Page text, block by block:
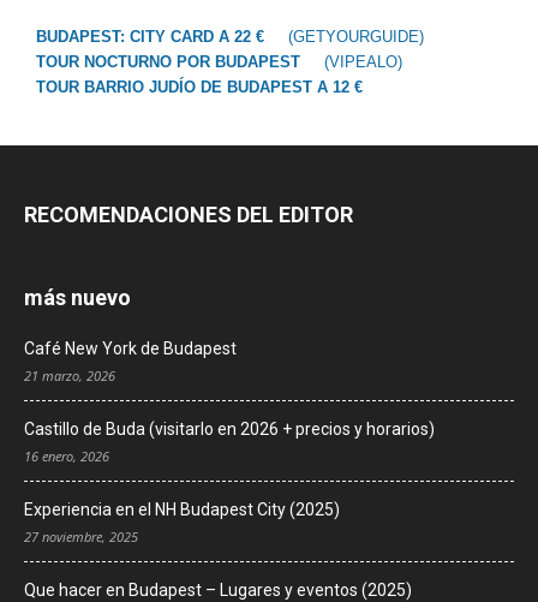
BUDAPEST: CITY CARD A 22 €
(GETYOURGUIDE)
TOUR NOCTURNO POR BUDAPEST
(VIPEALO)
TOUR BARRIO JUDÍO DE BUDAPEST A 12 €
RECOMENDACIONES DEL EDITOR
más nuevo
Café New York de Budapest
21 marzo, 2026
Castillo de Buda (visitarlo en 2026 + precios y horarios)
16 enero, 2026
Experiencia en el NH Budapest City (2025)
27 noviembre, 2025
Que hacer en Budapest – Lugares y eventos (2025)